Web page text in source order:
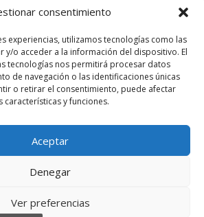
consentimiento
experiencias, utilizamos tecnologías como las
y/o acceder a la información del dispositivo. El
tecnologías nos permitirá procesar datos
de navegación o las identificaciones únicas
o retirar el consentimiento, puede afectar
características y funciones.
Aceptar
Denegar
Ver preferencias
Barcelona. Todos los derechos
reservados.
Política de privacidad